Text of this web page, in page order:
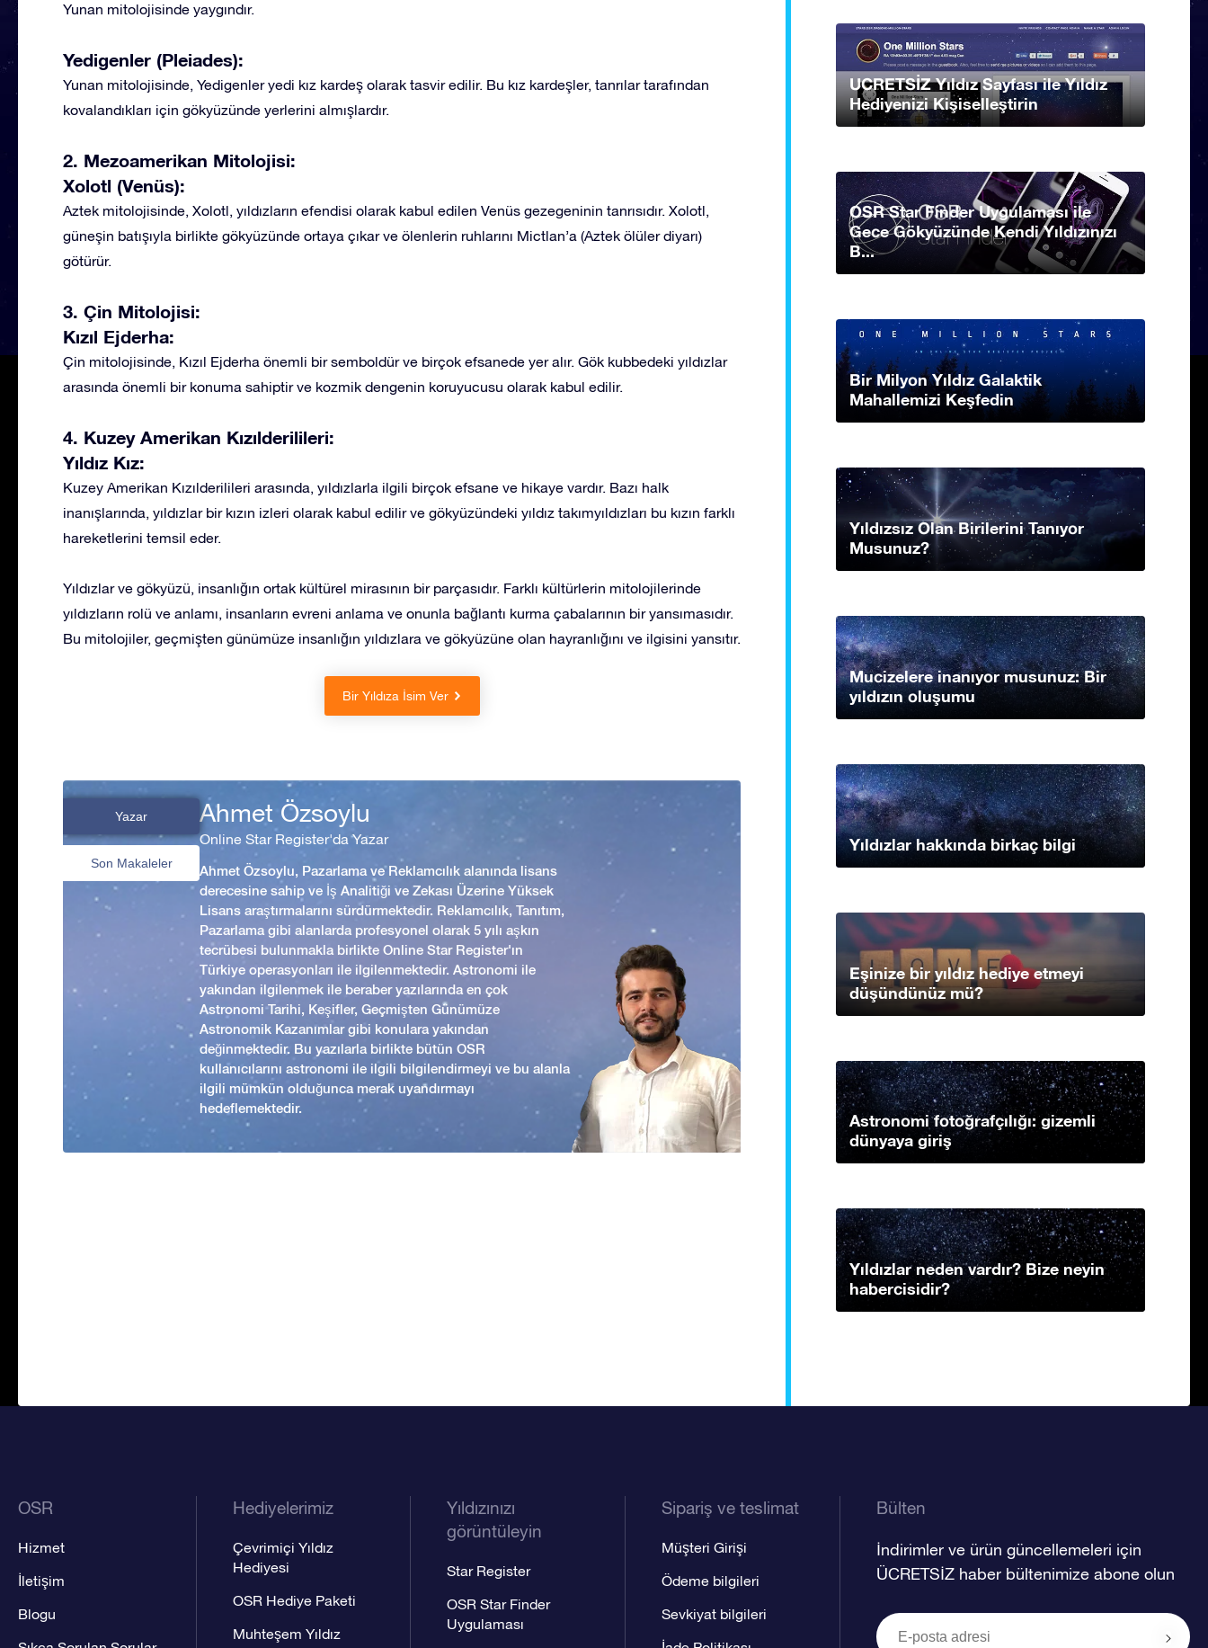
Yunan mitolojisinde yaygındır.
Yedigenler (Pleiades):
Yunan mitolojisinde, Yedigenler yedi kız kardeş olarak tasvir edilir. Bu kız kardeşler, tanrılar tarafından
kovalandıkları için gökyüzünde yerlerini almışlardır.
2. Mezoamerikan Mitolojisi:
Xolotl (Venüs):
Aztek mitolojisinde, Xolotl, yıldızların efendisi olarak kabul edilen Venüs gezegeninin tanrısıdır. Xolotl,
güneşin batışıyla birlikte gökyüzünde ortaya çıkar ve ölenlerin ruhlarını Mictlan’a (Aztek ölüler diyarı)
götürür.
3. Çin Mitolojisi:
Kızıl Ejderha:
Çin mitolojisinde, Kızıl Ejderha önemli bir semboldür ve birçok efsanede yer alır. Gök kubbedeki yıldızlar
arasında önemli bir konuma sahiptir ve kozmik dengenin koruyucusu olarak kabul edilir.
4. Kuzey Amerikan Kızılderilileri:
Yıldız Kız:
Kuzey Amerikan Kızılderilileri arasında, yıldızlarla ilgili birçok efsane ve hikaye vardır. Bazı halk
inanışlarında, yıldızlar bir kızın izleri olarak kabul edilir ve gökyüzündeki yıldız takımyıldızları bu kızın farklı
hareketlerini temsil eder.
Yıldızlar ve gökyüzü, insanlığın ortak kültürel mirasının bir parçasıdır. Farklı kültürlerin mitolojilerinde
yıldızların rolü ve anlamı, insanların evreni anlama ve onunla bağlantı kurma çabalarının bir yansımasıdır.
Bu mitolojiler, geçmişten günümüze insanlığın yıldızlara ve gökyüzüne olan hayranlığını ve ilgisini yansıtır.
Bir Yıldıza İsim Ver
Yazar
Son Makaleler
Ahmet Özsoylu
Online Star Register'da Yazar
Ahmet Özsoylu, Pazarlama ve Reklamcılık alanında lisans
derecesine sahip ve İş Analitiği ve Zekası Üzerine Yüksek
Lisans araştırmalarını sürdürmektedir. Reklamcılık, Tanıtım,
Pazarlama gibi alanlarda profesyonel olarak 5 yılı aşkın
tecrübesi bulunmakla birlikte Online Star Register'ın
Türkiye operasyonları ile ilgilenmektedir. Astronomi ile
yakından ilgilenmek ile beraber yazılarında en çok
Astronomi Tarihi, Keşifler, Geçmişten Günümüze
Astronomik Kazanımlar gibi konulara yakından
değinmektedir. Bu yazılarla birlikte bütün OSR
kullanıcılarını astronomi ile ilgili bilgilendirmeyi ve bu alanla
ilgili mümkün olduğunca merak uyandırmayı
hedeflemektedir.
UCRETSİZ Yıldız Sayfası ile Yıldız
Hediyenizi Kişiselleştirin
OSR Star Finder Uygulaması ile
Gece Gökyüzünde Kendi Yıldızınızı
B...
Bir Milyon Yıldız Galaktik
Mahallemizi Keşfedin
Yıldızsız Olan Birilerini Tanıyor
Musunuz?
Mucizelere inanıyor musunuz: Bir
yıldızın oluşumu
Yıldızlar hakkında birkaç bilgi
Eşinize bir yıldız hediye etmeyi
düşündünüz mü?
Astronomi fotoğrafçılığı: gizemli
dünyaya giriş
Yıldızlar neden vardır? Bize neyin
habercisidir?
OSR
Hizmet
İletişim
Blogu
Hediyelerimiz
Çevrimiçi Yıldız
Hediyesi
OSR Hediye Paketi
Muhteşem Yıldız
Yıldızınızı
görüntüleyin
Star Register
OSR Star Finder
Uygulaması
Sipariş ve teslimat
Müşteri Girişi
Ödeme bilgileri
Sevkiyat bilgileri
Bülten
İndirimler ve ürün güncellemeleri için
ÜCRETSİZ haber bültenimize abone olun